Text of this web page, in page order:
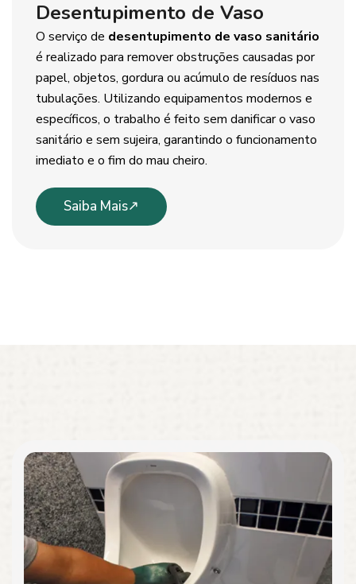
Desentupimento de Vaso
O serviço de desentupimento de vaso sanitário
é realizado para remover obstruções causadas por
papel, objetos, gordura ou acúmulo de resíduos nas
tubulações. Utilizando equipamentos modernos e
específicos, o trabalho é feito sem danificar o vaso
sanitário e sem sujeira, garantindo o funcionamento
imediato e o fim do mau cheiro.
Saiba Mais